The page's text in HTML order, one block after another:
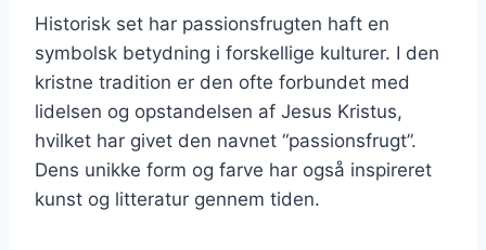
Historisk set har passionsfrugten haft en
symbolsk betydning i forskellige kulturer. I den
kristne tradition er den ofte forbundet med
lidelsen og opstandelsen af Jesus Kristus,
hvilket har givet den navnet “passionsfrugt”.
Dens unikke form og farve har også inspireret
kunst og litteratur gennem tiden.